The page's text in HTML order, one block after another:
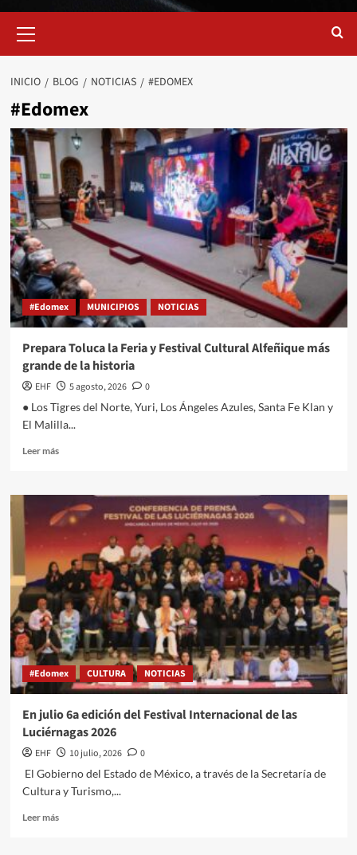
INICIO BLOG NOTICIAS #EDOMEX
#Edomex
#Edomex MUNICIPIOS NOTICIAS
Prepara Toluca la Feria y Festival Cultural Alfeñique más
grande de la historia
EHF 5 agosto, 2026
0
● Los Tigres del Norte, Yuri, Los Ángeles Azules, Santa Fe Klan y
El Malilla...
Leer más
#Edomex CULTURA NOTICIAS
En julio 6a edición del Festival Internacional de las
Luciérnagas 2026
EHF 10 julio, 2026
0
El Gobierno del Estado de México, a través de la Secretaría de
Cultura y Turismo,...
Leer más